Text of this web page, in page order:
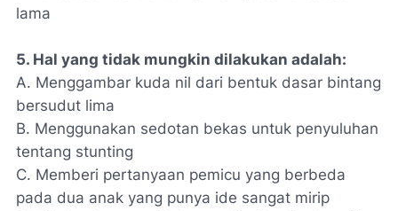
lama
5. Hal yang tidak mungkin dilakukan adalah:
A. Menggambar kuda nil dari bentuk dasar bintang
bersudut lima
B. Menggunakan sedotan bekas untuk penyuluhan
tentang stunting
C. Memberi pertanyaan pemicu yang berbeda
pada dua anak yang punya ide sangat mirip